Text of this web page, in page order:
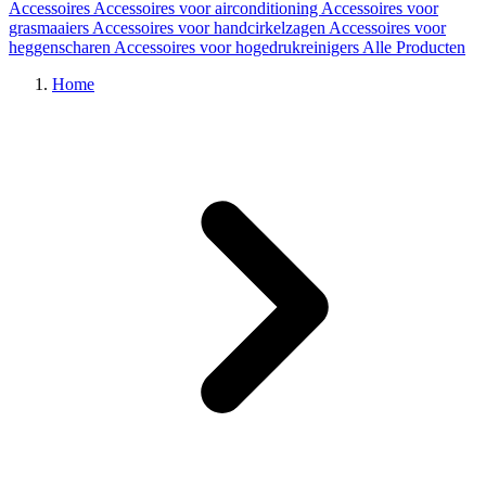
Accessoires Accessoires voor airconditioning Accessoires voor
grasmaaiers Accessoires voor handcirkelzagen Accessoires voor
heggenscharen Accessoires voor hogedrukreinigers Alle Producten
Home